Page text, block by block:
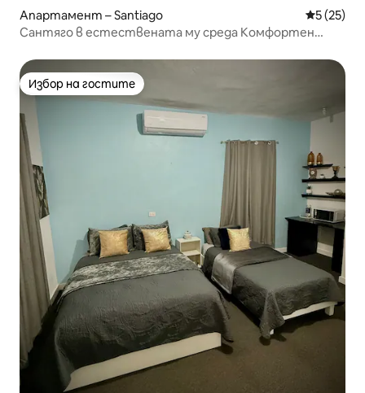
Апартамент – Santiago Средна
5 (25)
Сантяго в естествената му среда Комфортен
Избор на гостите
Избор на гостите